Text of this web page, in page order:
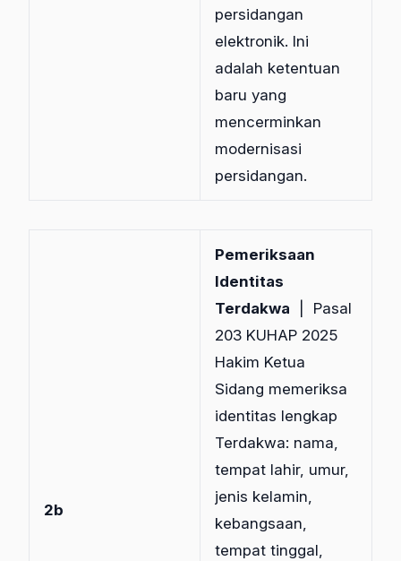
persidangan
elektronik. Ini
adalah ketentuan
baru yang
mencerminkan
modernisasi
persidangan.
2b
Pemeriksaan
Identitas
Terdakwa | Pasal
203 KUHAP 2025
Hakim Ketua
Sidang memeriksa
identitas lengkap
Terdakwa: nama,
tempat lahir, umur,
jenis kelamin,
kebangsaan,
tempat tinggal,